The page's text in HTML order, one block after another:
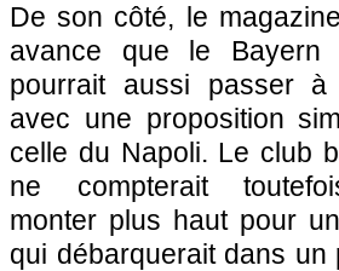
De son côté, le
avance que le Bayern
pourrait aussi passer à
avec une proposition
celle du Napoli. Le club
ne compterait
monter plus haut pour
qui débarquerait dans un